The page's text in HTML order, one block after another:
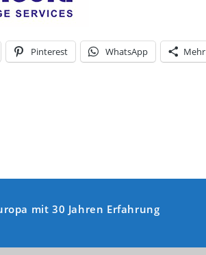
Pinterest WhatsApp Mehr
mit 30 Jahren Erfahrung